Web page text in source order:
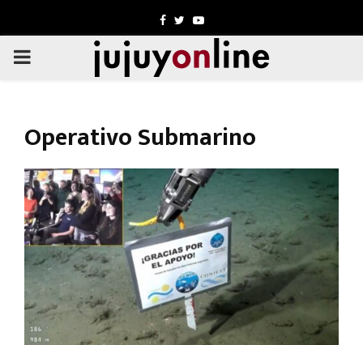
Facebook
TwitterYoutube
PRIMARY
Operativo Submarino